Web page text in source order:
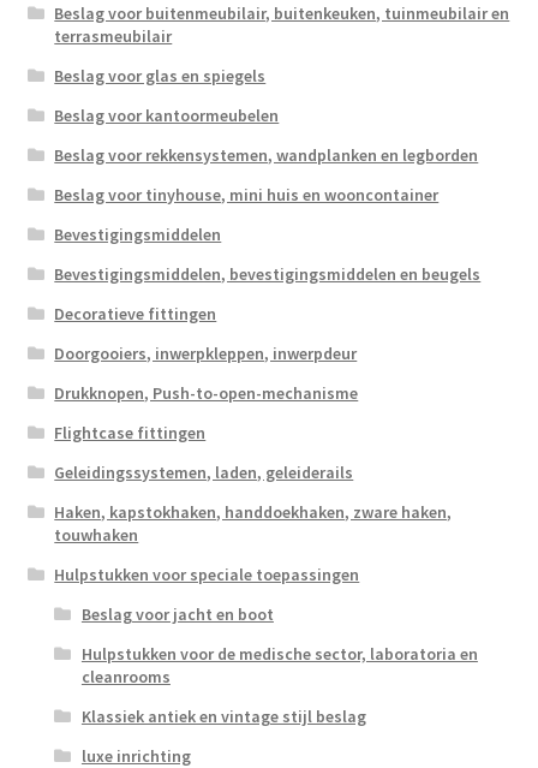
Beslag voor buitenmeubilair, buitenkeuken, tuinmeubilair en
terrasmeubilair
Beslag voor glas en spiegels
Beslag voor kantoormeubelen
Beslag voor rekkensystemen, wandplanken en legborden
Beslag voor tinyhouse, mini huis en wooncontainer
Bevestigingsmiddelen
Bevestigingsmiddelen, bevestigingsmiddelen en beugels
Decoratieve fittingen
Doorgooiers, inwerpkleppen, inwerpdeur
Drukknopen, Push-to-open-mechanisme
Flightcase fittingen
Geleidingssystemen, laden, geleiderails
Haken, kapstokhaken, handdoekhaken, zware haken,
touwhaken
Hulpstukken voor speciale toepassingen
Beslag voor jacht en boot
Hulpstukken voor de medische sector, laboratoria en
cleanrooms
Klassiek antiek en vintage stijl beslag
luxe inrichting